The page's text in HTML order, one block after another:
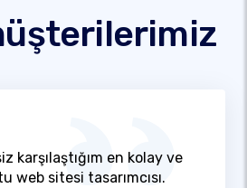
karşılaştığım en kolay ve
web sitesi tasarımcısı.